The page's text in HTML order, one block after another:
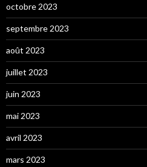
octobre 2023
septembre 2023
août 2023
juillet 2023
juin 2023
mai 2023
avril 2023
mars 2023